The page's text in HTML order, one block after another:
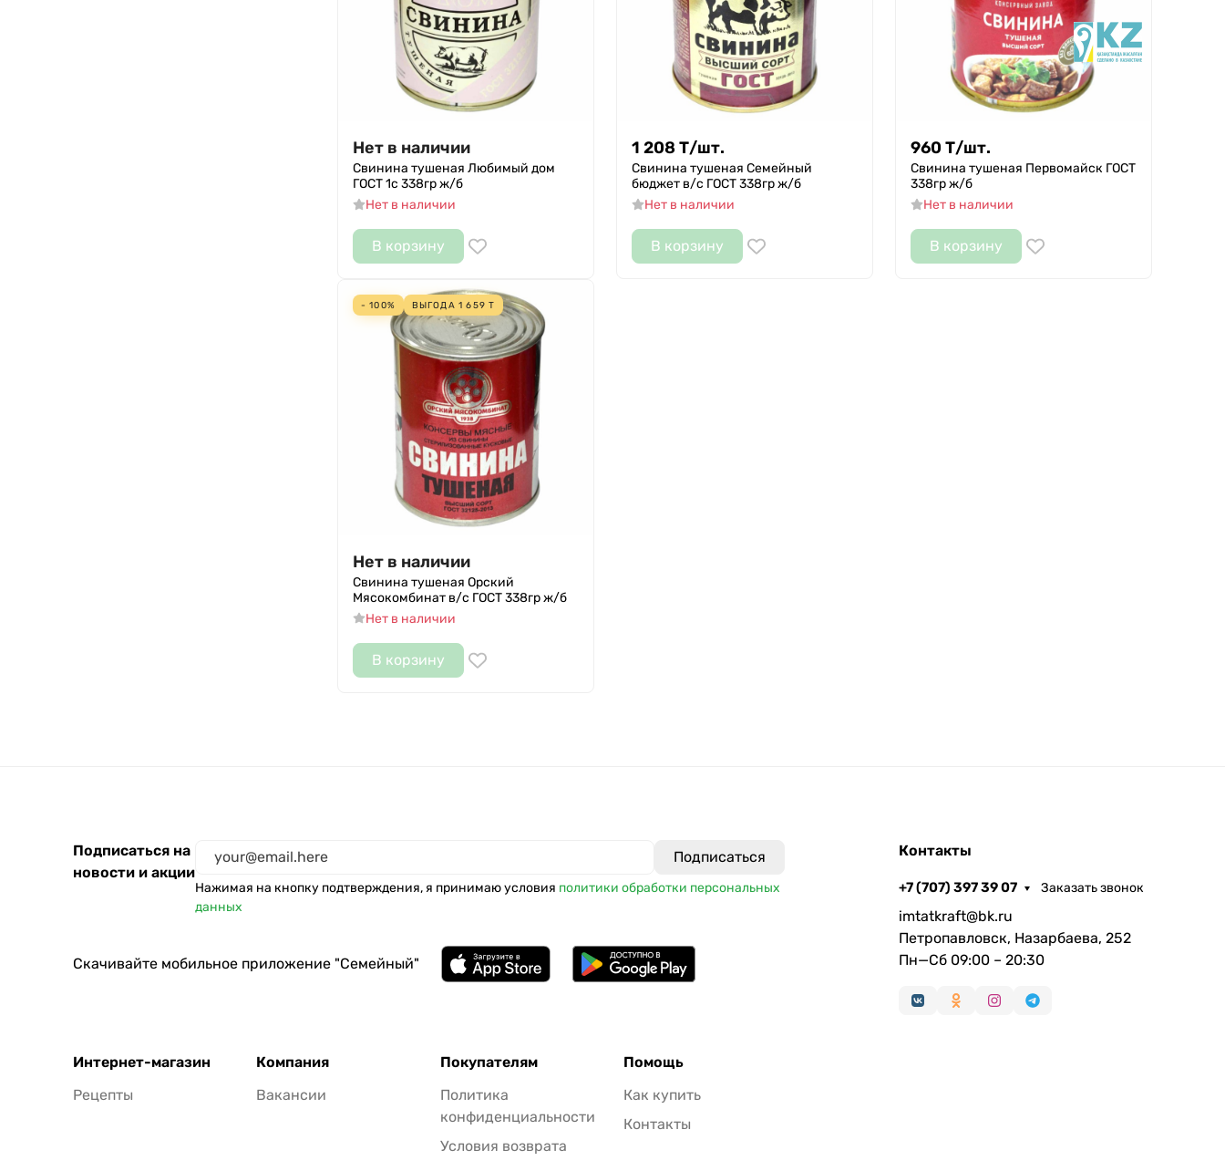
Нет в наличии
Свинина тушеная Любимый дом
ГОСТ 1с 338гр ж/б
Нет в наличии
В корзину
1 208 Т/шт.
Свинина тушеная Семейный
бюджет в/с ГОСТ 338гр ж/б
Нет в наличии
В корзину
960 Т/шт.
Свинина тушеная Первомайск ГОСТ
338гр ж/б
Нет в наличии
В корзину
- 100% ВЫГОДА 1 659 Т
Нет в наличии
Свинина тушеная Орский
Мясокомбинат в/с ГОСТ 338гр ж/б
Нет в наличии
В корзину
Подписаться на
новости и акции
Нажимая на кнопку подтверждения, я принимаю условия политики обработки персональных
данных
Скачивайте мобильное приложение "Семейный"
Интернет-магазин
Рецепты
Компания
Вакансии
Покупателям
Политика
конфиденциальности
Условия возврата
Помощь
Как купить
Контакты
Контакты
+7 (707) 397 39 07 Заказать звонок
imtatkraft@bk.ru
Петропавловск, Назарбаева, 252
Пн—Сб 09:00 – 20:30